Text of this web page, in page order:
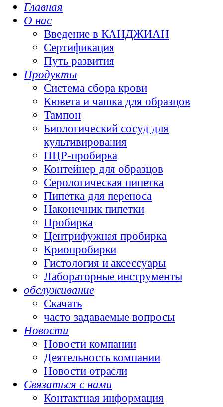
Главная
О нас
Введение в КАНДЖИАН
Сертификация
Путь развития
Продукты
Система сбора крови
Кювета и чашка для образцов
Тампон
Биологический сосуд для
культивирования
ПЦР-пробирка
Контейнер для образцов
Серологическая пипетка
Пипетка для переноса
Наконечник пипетки
Пробирка
Центрифужная пробирка
Криопробирки
Гистология и аксессуары
Лабораторные инструменты
обслуживание
Скачать
часто задаваемые вопросы
Новости
Новости компании
Деятельность компании
Новости отрасли
Связаться с нами
Контактная информация